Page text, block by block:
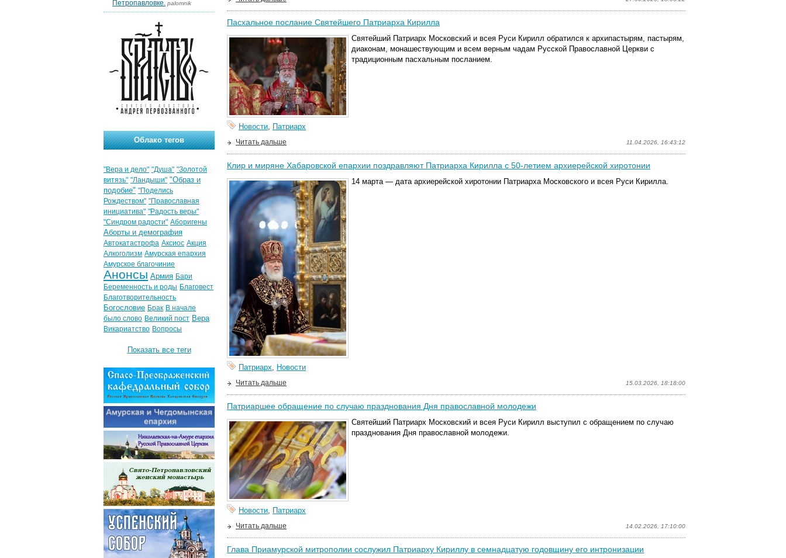
Пасхальное послание Святейшего Патриарха Кирилла
Святейший Патриарх Московский и всея Руси Кирилл обратился к архипастырям, пастырям,
диаконам, монашествующим и всем верным чадам Русской Православной Церкви с
традиционным пасхальным посланием.
Новости, Патриарх
11.04.2026, 16:43:12
Читать дальше
Клир и миряне Хабаровской епархии поздравляют Патриарха Кирилла с 50-летием архиерейской хиротонии
14 марта — дата архиерейской хиротонии Патриарха Московского и всея Руси Кирилла.
Патриарх, Новости
15.03.2026, 18:18:00
Читать дальше
Патриаршее обращение по случаю празднования Дня православной молодежи
Святейший Патриарх Московский и всея Руси Кирилл выступил с обращением по случаю
празднования Дня православной молодежи.
Новости, Патриарх
14.02.2026, 17:10:00
Читать дальше
Глава Приамурской митрополии сослужил Патриарху Кириллу в семнадцатую годовщину его интронизации
Петропавловке. palomnik
Облако тегов
"Вера и дело" "Душа" "Золотой
витязь" "Ландыши" "Образ и
подобие" "Поделись
Рождеством" "Православная
инициатива" "Радость веры"
"Синдром радости" Аборигены
Аборты и демография
Автокатастрофа Аксиос Акция
Алкоголизм Амурская епархия
Амурское благочиние
Анонсы Армия Бари
Беременность и роды Благовест
Благотворительность
Богословие Брак В начале
было слово Великий пост Вера
Викариатство Вопросы
Показать все теги